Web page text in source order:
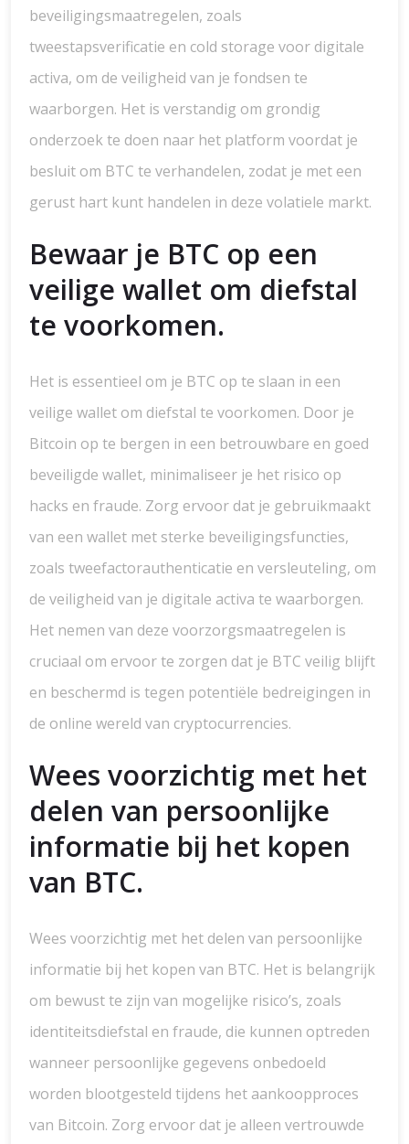
beveiligingsmaatregelen, zoals
tweestapsverificatie en cold storage voor digitale
activa, om de veiligheid van je fondsen te
waarborgen. Het is verstandig om grondig
onderzoek te doen naar het platform voordat je
besluit om BTC te verhandelen, zodat je met een
gerust hart kunt handelen in deze volatiele markt.
Bewaar je BTC op een
veilige wallet om diefstal
te voorkomen.
Het is essentieel om je BTC op te slaan in een
veilige wallet om diefstal te voorkomen. Door je
Bitcoin op te bergen in een betrouwbare en goed
beveiligde wallet, minimaliseer je het risico op
hacks en fraude. Zorg ervoor dat je gebruikmaakt
van een wallet met sterke beveiligingsfuncties,
zoals tweefactorauthenticatie en versleuteling, om
de veiligheid van je digitale activa te waarborgen.
Het nemen van deze voorzorgsmaatregelen is
cruciaal om ervoor te zorgen dat je BTC veilig blijft
en beschermd is tegen potentiële bedreigingen in
de online wereld van cryptocurrencies.
Wees voorzichtig met het
delen van persoonlijke
informatie bij het kopen
van BTC.
Wees voorzichtig met het delen van persoonlijke
informatie bij het kopen van BTC. Het is belangrijk
om bewust te zijn van mogelijke risico’s, zoals
identiteitsdiefstal en fraude, die kunnen optreden
wanneer persoonlijke gegevens onbedoeld
worden blootgesteld tijdens het aankoopproces
van Bitcoin. Zorg ervoor dat je alleen vertrouwde